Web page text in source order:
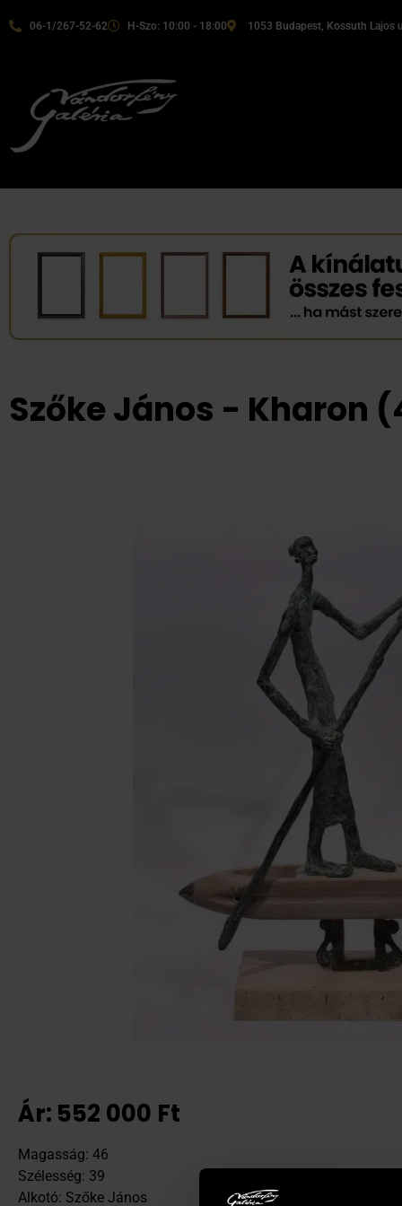
06-1/267-52-62 H-Szo: 10:00 - 18:00 1053 Budapest, Kossuth Lajos
Szőke János - Kharon
Ár: 552 000 Ft
Magasság: 46
Szélesség: 39
Alkotó: Szőke János